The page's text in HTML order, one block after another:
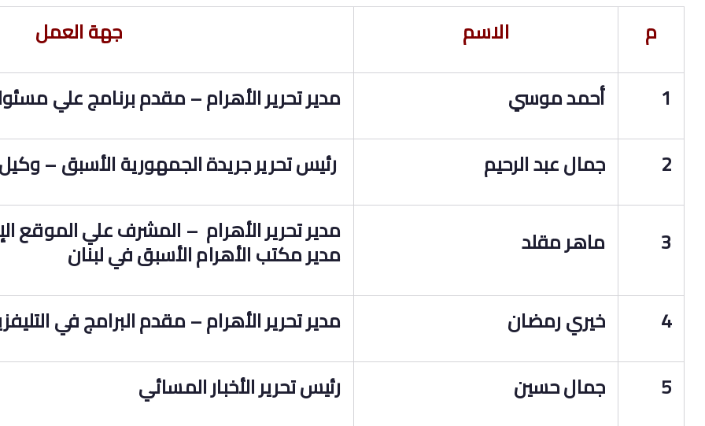
م الاسم
جهة العمل
1
أحمد موسي
مدير تحرير الأهرام – مقدم برنامج علي
2
جمال عبد الرحيم رئيس تحرير جريدة الجمهورية الأسبق –
3 ماهر مقلد مدير تحرير الأهرام – المشرف علي الموقع
مدير مكتب الأهرام الأسبق في لبنان
4
خيري رمضان
مدير تحرير الأهرام – مقدم البرامج في
5
جمال حسين
رئيس تحرير الأخبار المسائي